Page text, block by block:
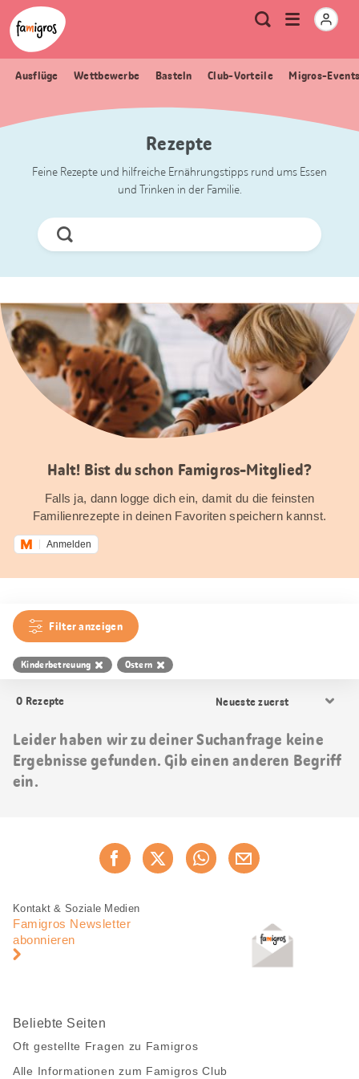
Sprungmarken
Navigation
Header
Logo
Meta
Navigation
Suche
Menu
öffnen
Ausflüge Wettbewerbe Basteln Club-Vorteile Migros-
Rezepte
Feine Rezepte und hilfreiche Ernährungstipps rund ums Essen
und Trinken in der Familie.
Jetzt
Suchen
Halt! Bist du schon Famigros-Mitglied?
Falls ja, dann logge dich ein, damit du die feinsten
Familienrezepte in deinen Favoriten speichern kannst.
Anmelden
Filter anzeigen
Kinderbetreuung Ostern
0 Rezepte
Sortierung
Leider haben wir zu deiner Suchanfrage keine
Ergebnisse gefunden. Gib einen anderen Begriff
ein.
Jetzt weiterempfehlen
Fusszeile
Fusszeile
Navigation
Kontakt & Soziale Medien
Famigros Newsletter
abonnieren
Beliebte Seiten
Oft gestellte Fragen zu Famigros
Alle Informationen zum Famigros Club